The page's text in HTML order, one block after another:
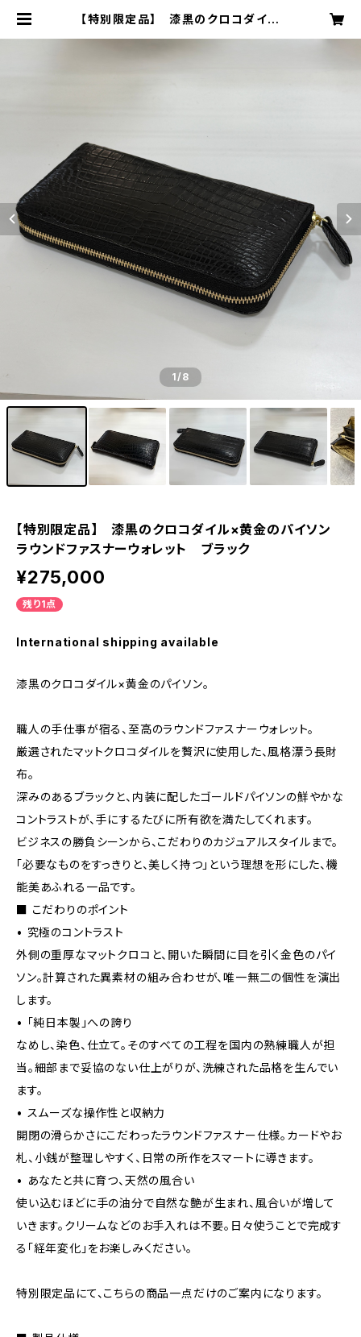
【特別限定品】 漆黒のクロコダイル
AISE ONLINE
1/8
【特別限定品】 漆黒のクロコダイル×黄金のパイソン
ラウンドファスナーウォレット ブラック
¥275,000
残り1点
International shipping available
漆黒のクロコダイル×黄金のパイソン。
職人の手仕事が宿る、至高のラウンドファスナーウォレット。
厳選されたマットクロコダイルを贅沢に使用した、風格漂う長財
布。
深みのあるブラックと、内装に配したゴールドパイソンの鮮やかな
コントラストが、手にするたびに所有欲を満たしてくれます。
ビジネスの勝負シーンから、こだわりのカジュアルスタイルまで。
「必要なものをすっきりと、美しく持つ」という理想を形にした、機
能美あふれる一品です。
■ こだわりのポイント
• 究極のコントラスト
外側の重厚なマットクロコと、開いた瞬間に目を引く金色のパイ
ソン。計算された異素材の組み合わせが、唯一無二の個性を演出
します。
• 「純日本製」への誇り
なめし、染色、仕立て。そのすべての工程を国内の熟練職人が担
当。細部まで妥協のない仕上がりが、洗練された品格を生んでい
ます。
• スムーズな操作性と収納力
開閉の滑らかさにこだわったラウンドファスナー仕様。カードやお
札、小銭が整理しやすく、日常の所作をスマートに導きます。
• あなたと共に育つ、天然の風合い
使い込むほどに手の油分で自然な艶が生まれ、風合いが増して
いきます。クリームなどのお手入れは不要。日々使うことで完成す
る「経年変化」をお楽しみください。
特別限定品にて、こちらの商品一点だけのご案内になります。